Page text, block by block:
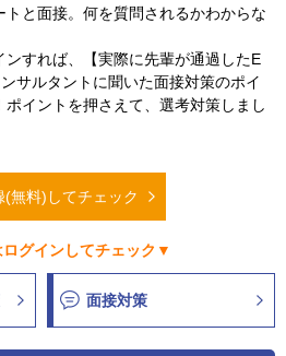
と面接。何を質問されるかわからな
ンすれば、【実際に先輩が通過したE
サルタントに聞いた面接対策のポイ
イントを押さえて、選考対策しまし
(無料)してチェック
グインしてチェック▼
面接対策